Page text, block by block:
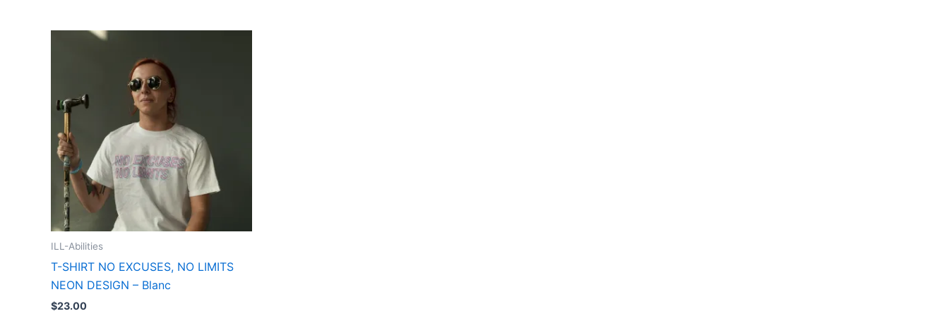
ILL-Abilities
T-SHIRT NO EXCUSES, NO LIMITS
NEON DESIGN – Blanc
$23.00
Les
options
peuvent
être
choisies
sur
page